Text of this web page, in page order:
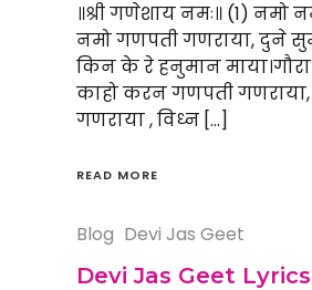
॥श्री गणेशाय नमः॥ (1)
नमो गणपती गणराया, दुने
किन के रे हनुमान
काहो करन गणपती
गणराया , विध्न […]
READ MORE
Blog Devi Jas Geet
Devi Jas Geet Lyrics